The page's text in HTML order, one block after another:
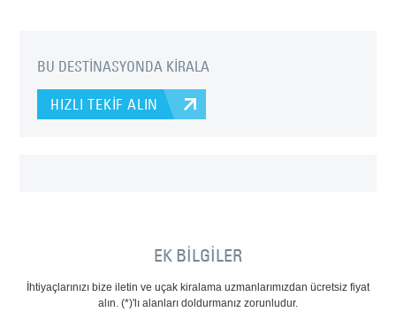
BU DESTİNASYONDA KİRALA
HIZLI TEKİF ALIN
EK BİLGİLER
İhtiyaçlarınızı bize iletin ve uçak kiralama uzmanlarımızdan ücretsiz fiyat
alın. (*)'lı alanları doldurmanız zorunludur.